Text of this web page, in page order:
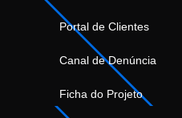
Portal de Clientes
Canal de Denúncia
Ficha do Projeto